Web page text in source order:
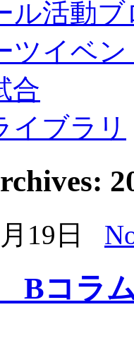
ル活動ブ
ツイベン
合
イブラリ
19日
Bコラ